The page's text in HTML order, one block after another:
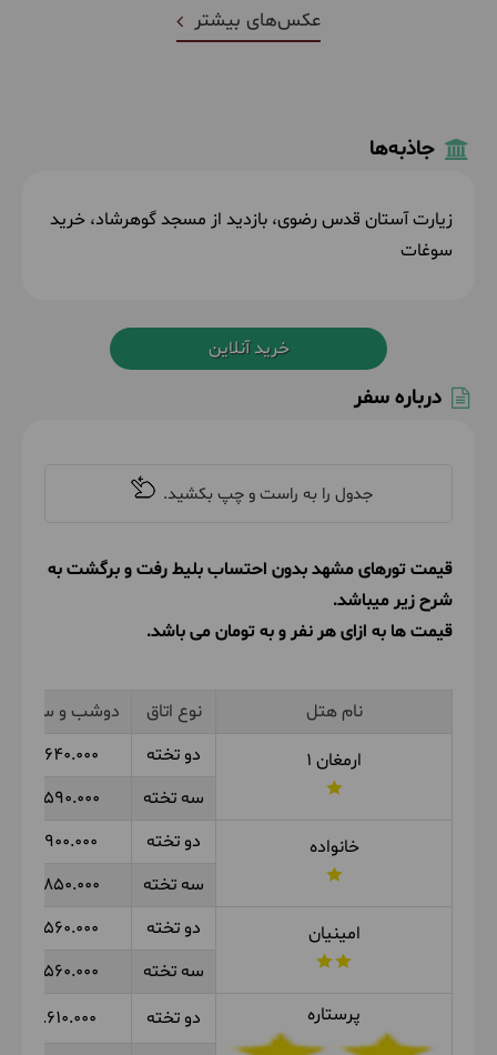
عکس‌های بیشتر
جاذبه‌ها
زیارت آستان قدس رضوی، بازدید از مسجد گوهرشاد، خرید
سوغات
خرید آنلاین
درباره سفر
قیمت تورهای مشهد بدون احتساب بلیط رفت و برگشت به
شرح زیر میباشد.
قیمت ها به ازای هر نفر و به تومان می باشد.
نام هتل نوع اتاق
دوشب و سه روز
ارمغان 1
دو تخته
3.640.000
سه تخته
3.590.000
خانواده
دو تخته
3.900.000
سه تخته
3.850.000
امینیان
دو تخته
3.560.000
سه تخته
3.560.000
پرستاره
دو تخته 3.610.000